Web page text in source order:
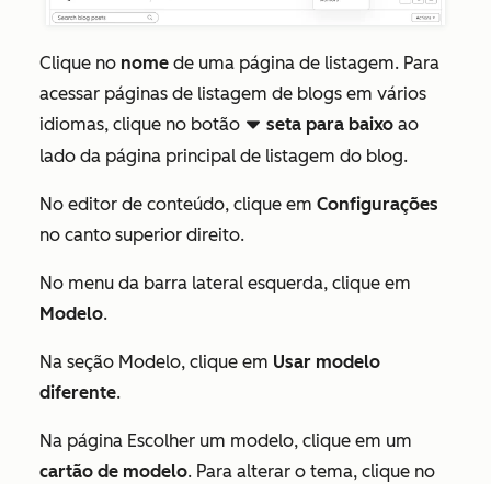
Clique no nome de uma página de listagem. Para
acessar páginas de listagem de blogs em vários
idiomas, clique no botão downCarat seta para baixo ao
lado da página principal de listagem do blog.
No editor de conteúdo, clique em Configurações
no canto superior direito.
No menu da barra lateral esquerda, clique em
Modelo.
Na seção Modelo, clique em Usar modelo
diferente.
Na página Escolher um modelo, clique em um
cartão de modelo. Para alterar o tema, clique no